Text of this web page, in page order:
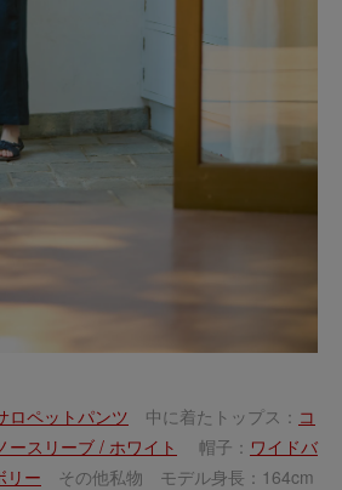
ロペットパンツ 中に着たトップス： コ
ースリーブ / ホワイト
帽子： ワイドバ
リー その他私物 モデル身長：164cm